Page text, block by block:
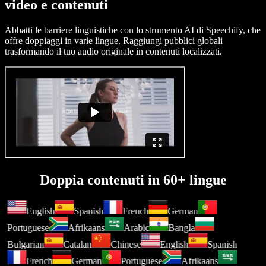
video e contenuti
Abbatti le barriere linguistiche con lo strumento AI di Speechify, che
offre doppiaggi in varie lingue. Raggiungi pubblici globali
trasformando il tuo audio originale in contenuti localizzati.
Doppia contenuti in 60+ lingue
English Spanish French
German
Portuguese
Afrikaans Arabic
Bangla
Bulgarian
Catalan Chinese English
Spanish
French
German Portuguese
Afrikaans